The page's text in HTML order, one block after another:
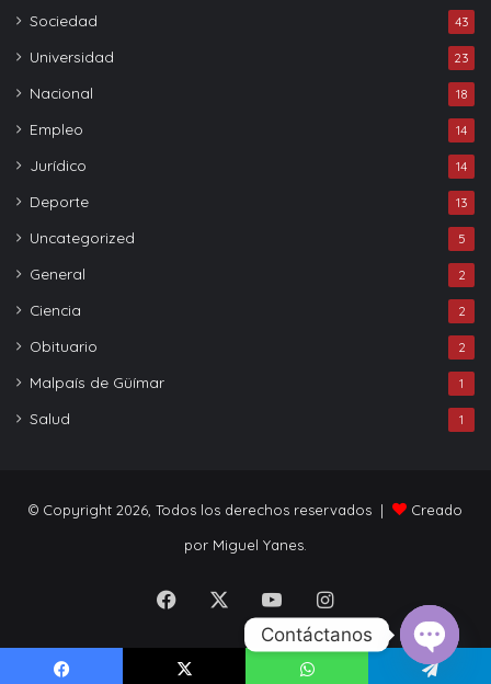
Sociedad 43
Universidad 23
Nacional 18
Empleo 14
Jurídico 14
Deporte 13
Uncategorized 5
General 2
Ciencia 2
Obituario 2
Malpaís de Güímar 1
Salud 1
© Copyright 2026, Todos los derechos reservados |
Creado
por Miguel Yanes.
Facebook YouTubeInstagram
Contáctanos
Open